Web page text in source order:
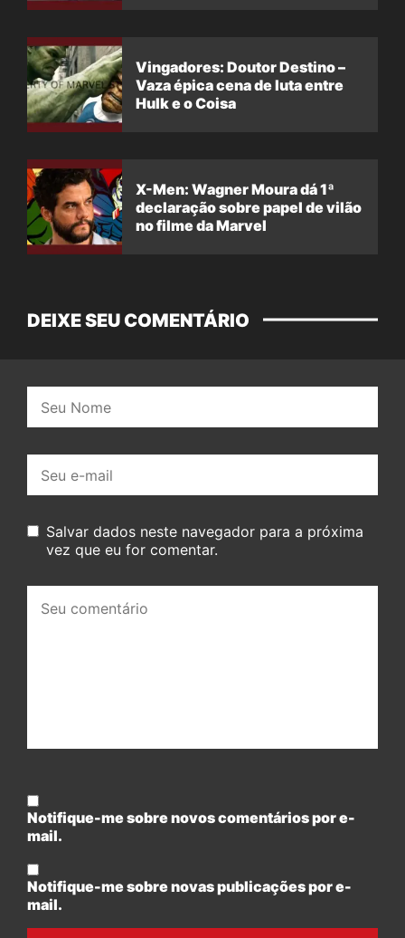
Vingadores: Doutor Destino –
Vaza épica cena de luta entre
Hulk e o Coisa
X-Men: Wagner Moura dá 1ª
declaração sobre papel de vilão
no filme da Marvel
DEIXE SEU COMENTÁRIO
mail:
Salvar dados neste navegador para a próxima
vez que eu for comentar.
comentário:
Notifique-me sobre novos comentários por e-
mail.
Notifique-me sobre novas publicações por e-
mail.